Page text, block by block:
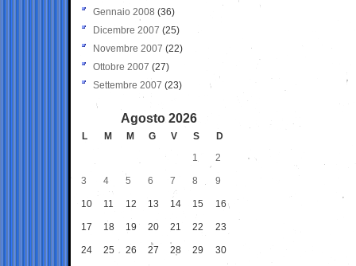
Gennaio 2008 (36)
Dicembre 2007 (25)
Novembre 2007 (22)
Ottobre 2007 (27)
Settembre 2007 (23)
Agosto 2026
L M M G V S
D
1
2
3 4 5 6 7 8 9
10 11 12 13 14 15 16
17 18 19 20 21 22 23
24 25 26 27 28 29 30